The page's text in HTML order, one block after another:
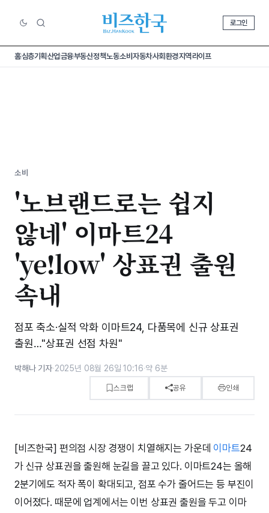
로그인
홈심층기획산업금융부동산정책노동소비 자동차사회환경지역라이프
소비
'노브랜드로는 쉽지
않네' 이마트24
'ye!low' 상표권 출원
속내
점포 축소·실적 악화 이마트24, 다품목에 신규 상표권
출원…"상표권 선점 차원"
박해나 기자·2025년 08월 26일 10:16·약 6분
스크랩 공유 인쇄
[비즈한국] 편의점 시장 경쟁이 치열해지는 가운데 이마트24
가 신규 상표권을 출원해 눈길을 끌고 있다. 이마트24는 올해
2분기에도 적자 폭이 확대되고, 점포 수가 줄어드는 등 부진이
이어졌다. 때문에 업계에서는 이번 상표권 출원을 두고 이마